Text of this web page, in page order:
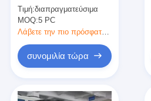
νερού ΣΠΟΛΏΝ 100kw
Τιμή:διαπραγματεύσιμα
MOQ:5 PC
Λάβετε την πιο πρόσφατη τιμή
συνομιλία τώρα